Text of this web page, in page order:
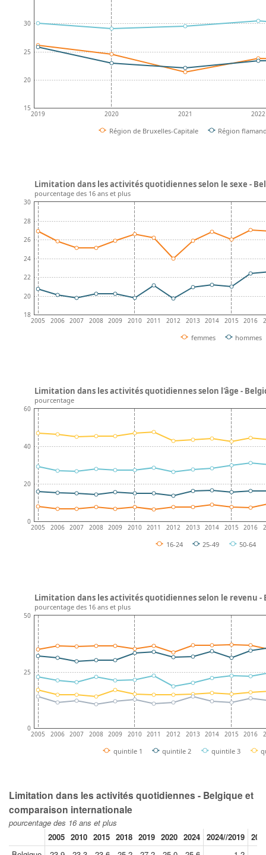
2019 2020 2021 2022
15
20
25
30
Région de Bruxelles-Capitale Région
2005 2006 2007 2008 2009 2010 2011 2012 2013 2014 2015 2016
18
20
22
24
26
28
30
femmes hommes
Limitation dans les activités quotidiennes selon le sexe -
pourcentage des 16 ans et plus
2005 2006 2007 2008 2009 2010 2011 2012 2013 2014 2015 2016
0
20
40
60
16-24 25-49 50-64
Limitation dans les activités quotidiennes selon l'âge -
pourcentage
2005 2006 2007 2008 2009 2010 2011 2012 2013 2014 2015 2016
0
25
50
quintile 1 quintile 2 quintile 3
Limitation dans les activités quotidiennes selon le revenu -
pourcentage des 16 ans et plus
Limitation dans les activités quotidiennes - Belgique et
comparaison internationale
pourcentage des 16 ans et plus
2005 2010 2015 2018 2019 2020 2024 2024//2019